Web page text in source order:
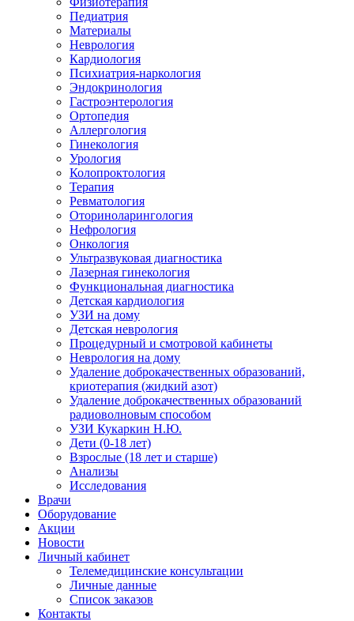
Педиатрия
Материалы
Неврология
Кардиология
Психиатрия-наркология
Эндокринология
Гастроэнтерология
Ортопедия
Аллергология
Гинекология
Урология
Колопроктология
Терапия
Ревматология
Оториноларингология
Нефрология
Онкология
Ультразвуковая диагностика
Лазерная гинекология
Функциональная диагностика
Детская кардиология
УЗИ на дому
Детская неврология
Процедурный и смотровой кабинеты
Неврология на дому
Удаление доброкачественных образований,
криотерапия (жидкий азот)
Удаление доброкачественных образований
радиоволновым способом
УЗИ Кукаркин Н.Ю.
Дети (0-18 лет)
Взрослые (18 лет и старше)
Анализы
Исследования
Врачи
Оборудование
Акции
Новости
Личный кабинет
Телемедицинские консультации
Личные данные
Список заказов
Контакты